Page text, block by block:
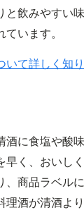
と飲みやすい
います。
いて詳しく知
酒に食塩や酸
早く、おいし
、商品ラベル
理酒が清酒よ